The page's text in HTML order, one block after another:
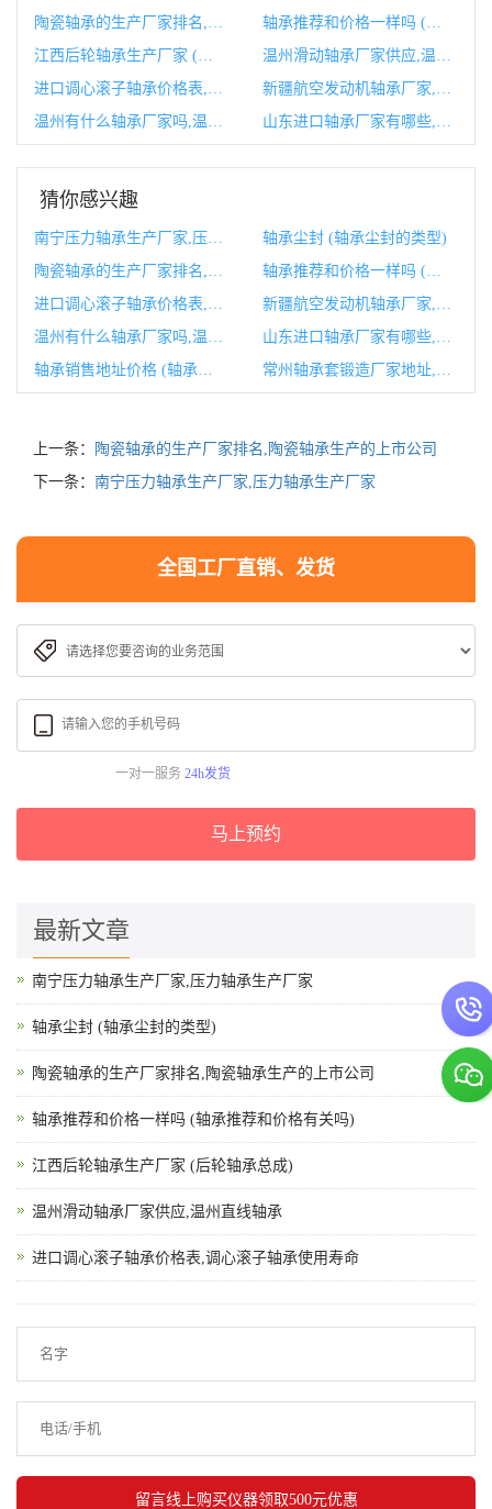
轴承推荐和价格一样吗 (轴承推荐和价格有关吗)
猜你感兴趣
轴承尘封 (轴承尘封的类型)
轴承推荐和价格一样吗 (轴承推荐和价格有关吗)
上一条：
陶瓷轴承的生产厂家排名,陶瓷轴承生产的上市公司
下一条： 南宁压力轴承生产厂家,压力轴承生产厂家
全国工厂直销、发货
一对一服务 24h发货
马上预约
最新文章
南宁压力轴承生产厂家,压力轴承生产厂家
轴承尘封 (轴承尘封的类型)
陶瓷轴承的生产厂家排名,陶瓷轴承生产的上市公司
轴承推荐和价格一样吗 (轴承推荐和价格有关吗)
江西后轮轴承生产厂家 (后轮轴承总成)
温州滑动轴承厂家供应,温州直线轴承
进口调心滚子轴承价格表,调心滚子轴承使用寿命